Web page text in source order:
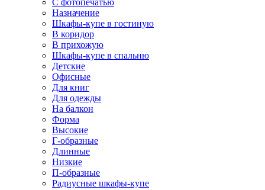
С фотопечатью
Назначение
Шкафы-купе в гостиную
В коридор
В прихожую
Шкафы-купе в спальню
Детские
Офисные
Для книг
Для одежды
На балкон
Форма
Высокие
Г-образные
Длинные
Низкие
П-образные
Радиусные шкафы-купе